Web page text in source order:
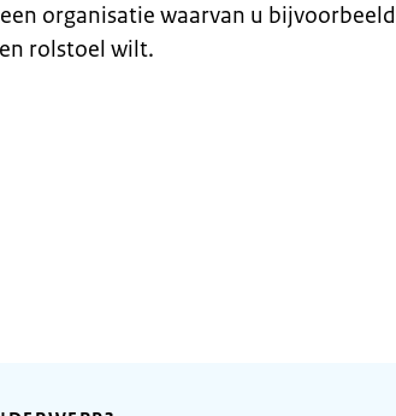
organisatie waarvan u bijvoorbeeld
rolstoel wilt.